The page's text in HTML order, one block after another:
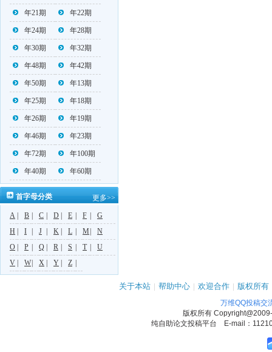
年21期 年22期
年24期 年28期
年30期 年32期
年48期 年42期
年50期 年13期
年25期 年18期
年26期 年19期
年46期 年23期
年72期 年100期
年40期 年60期
首字母分类 更多>>
A B C D E F
G
H
I J K L M
N
O
P Q R S T
U
V
W X Y Z
关于本站 | 帮助中心 | 欢迎合作 | 版权所有
万维QQ投稿交
版权所有
纯自助论文投稿平台 E-mail：